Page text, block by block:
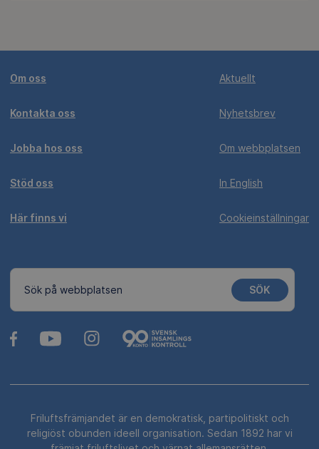
Om oss
Kontakta oss
Jobba hos oss
Stöd oss
Här finns vi
Aktuellt
Nyhetsbrev
Om webbplatsen
In English
Cookieinställningar
Sök på webbplatsen SÖK
Friluftsfrämjandet är en demokratisk, partipolitiskt och
religiöst obunden ideell organisation. Sedan 1892 har vi